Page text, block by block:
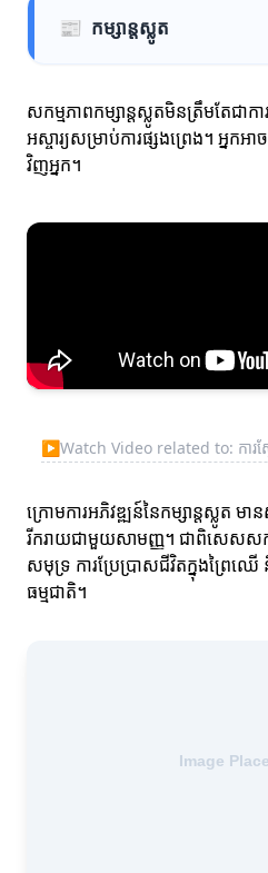
📰 កម្សាន្តស្លូត
សកម្មភាពកម្សាន្តស្លូតមិនត្រឹមតែជាកា
អស្ចារ្យសម្រាប់ការផ្សងព្រេង។ អ្នក
វិញអ្នក។
▶Watch Video related to: ការស្
ក្រោមការអភិវឌ្ឍន៍នៃកម្សាន្តស្លូត ម
រីករាយជាមួយសាមញ្ញ។ ជាពិសេសសក
សមុទ្រ ការប្រែប្រាសជីវិតក្នុងព្រៃឈើ
ធម្មជាតិ។